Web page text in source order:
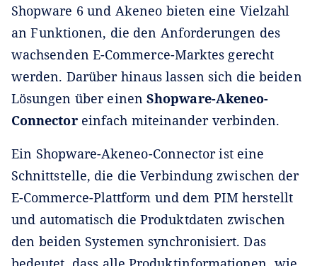
Shopware 6 und Akeneo bieten eine Vielzahl
an Funktionen, die den Anforderungen des
wachsenden E-Commerce-Marktes gerecht
werden. Darüber hinaus lassen sich die beiden
Lösungen über einenShopware-Akeneo-
Connector einfach miteinander verbinden.
Ein Shopware-Akeneo-Connector ist eine
Schnittstelle, die die Verbindung zwischen der
E-Commerce-Plattform und dem PIM herstellt
und automatisch die Produktdaten zwischen
den beiden Systemen synchronisiert. Das